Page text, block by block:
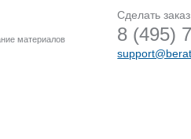
материалов
Сделать
8 (495)